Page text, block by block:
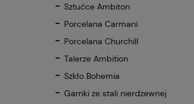
Sztućce Ambiton
Porcelana Carmani
Porcelana Churchill
Talerze Ambition
Szkło Bohemia
Garnki ze stali nierdzewnej